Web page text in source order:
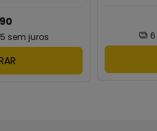
sem juros 6